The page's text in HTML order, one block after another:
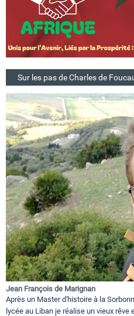
Sur les pas de Charles de
Jean François de Marignan
Après un Master d'histoire à la
lycée au Liban je réalise un vieux